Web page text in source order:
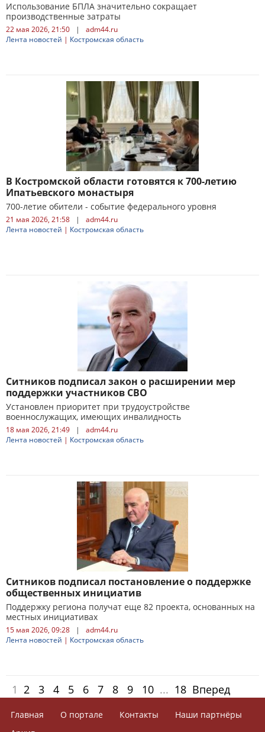
Использование БПЛА значительно сокращает
производственные затраты
22 мая 2026, 21:50 |
adm44.ru
Лента новостей | Костромская область
В Костромской области готовятся к 700-летию
Ипатьевского монастыря
700-летие обители - событие федерального уровня
21 мая 2026, 21:58 |
adm44.ru
Лента новостей | Костромская область
Ситников подписал закон о расширении мер
поддержки участников СВО
Установлен приоритет при трудоустройстве
военнослужащих, имеющих инвалидность
18 мая 2026, 21:49 |
adm44.ru
Лента новостей | Костромская область
Ситников подписал постановление о поддержке
общественных инициатив
Поддержку региона получат еще 82 проекта, основанных на
местных инициативах
15 мая 2026, 09:28 |
adm44.ru
Лента новостей | Костромская область
1 2 3 4 5 6 7 8 9 10 ... 18 Вперед
Главная О портале Контакты
Наши партнёры